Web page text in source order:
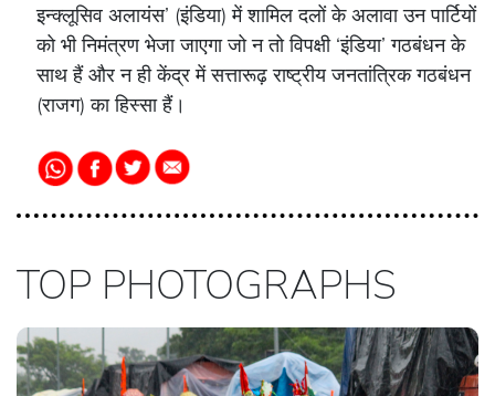
इन्क्लूसिव अलायंस’ (इंडिया) में शामिल दलों के अलावा उन पार्टियों
को भी निमंत्रण भेजा जाएगा जो न तो विपक्षी ‘इंडिया’ गठबंधन के
साथ हैं और न ही केंद्र में सत्तारूढ़ राष्ट्रीय जनतांत्रिक गठबंधन
(राजग) का हिस्सा हैं।
TOP PHOTOGRAPHS